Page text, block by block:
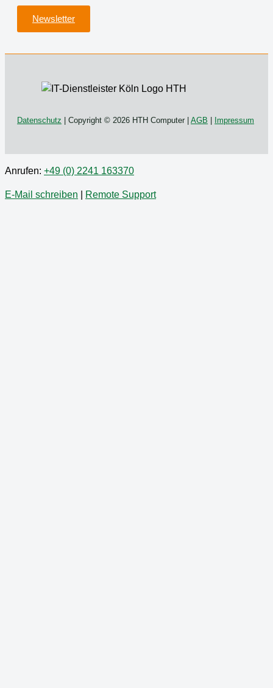
Newsletter
Datenschutz | Copyright © 2026 HTH Computer | AGB Impressum
Anrufen: +49 (0) 2241 163370
E-Mail schreiben Remote Support